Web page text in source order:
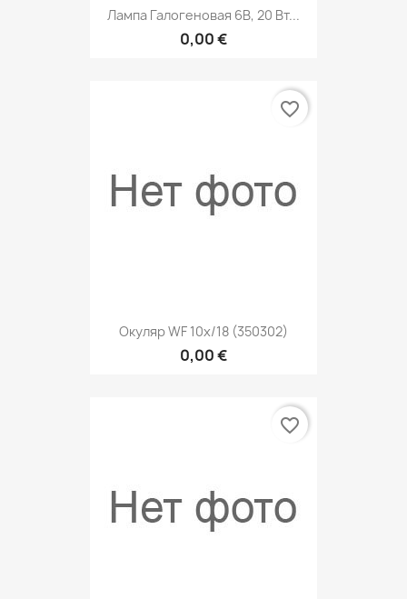
Лампа Галогеновая 6В, 20 Вт...
0,00 €
Окуляр WF 10x/18 (350302)
0,00 €
favorite_border
favorite_border